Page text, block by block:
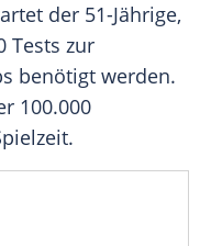
der 51-Jährige,
Tests zur
benötigt werden.
100.000